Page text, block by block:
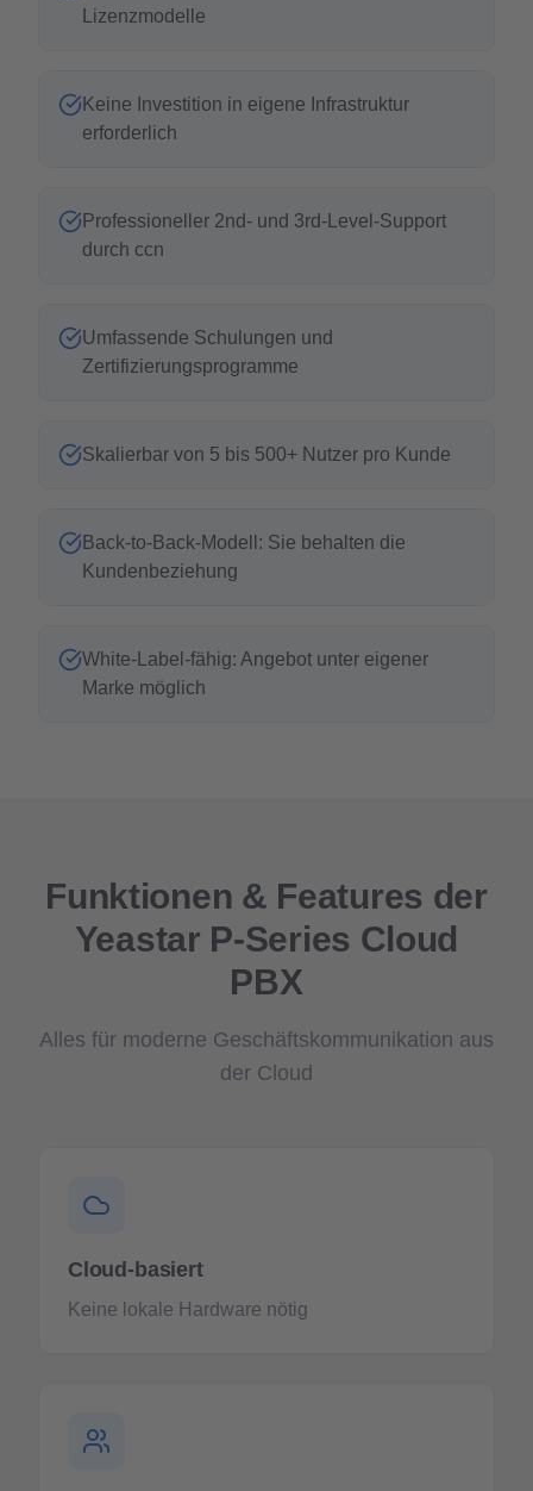
Lizenzmodelle
Keine Investition in eigene Infrastruktur
erforderlich
Professioneller 2nd- und 3rd-Level-Support
durch ccn
Umfassende Schulungen und
Zertifizierungsprogramme
Skalierbar von 5 bis 500+ Nutzer pro Kunde
Back-to-Back-Modell: Sie behalten die
Kundenbeziehung
White-Label-fähig: Angebot unter eigener
Marke möglich
Funktionen & Features der
Yeastar P‑Series Cloud
PBX
Alles für moderne Geschäftskommunikation aus
der Cloud
Cloud-basiert
Keine lokale Hardware nötig